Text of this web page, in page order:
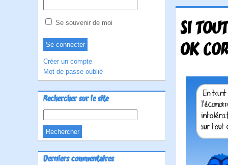
Se souvenir de moi
Créer un compte
Mot de passe oublié
Rechercher sur le site
Derniers commentaires
SI
OK